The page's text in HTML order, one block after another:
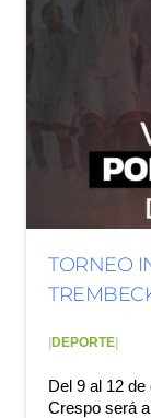
TORNEO
DEPORTE
Del 9 al 12
Crespo será